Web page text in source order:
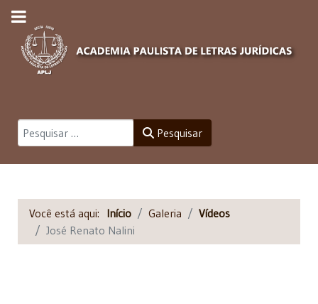
Pesquisar Pesquisar
Você está aqui: Início Galeria
Vídeos
José Renato Nalini